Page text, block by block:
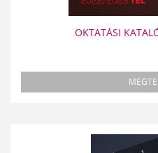
OKTATÁSI